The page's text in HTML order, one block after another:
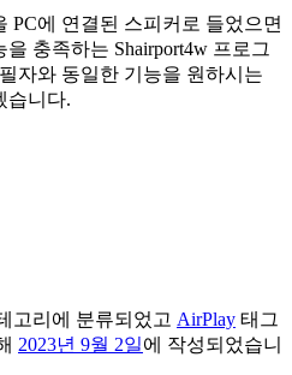
PC에 연결된 스피커로 들었으면
충족하는 Shairport4w 프로그
자와 동일한 기능을 원하시는
습니다.
고리에 분류되었고 AirPlay 태그
2023년 9월 2일에 작성되었습니